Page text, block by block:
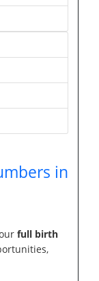
in
full birth